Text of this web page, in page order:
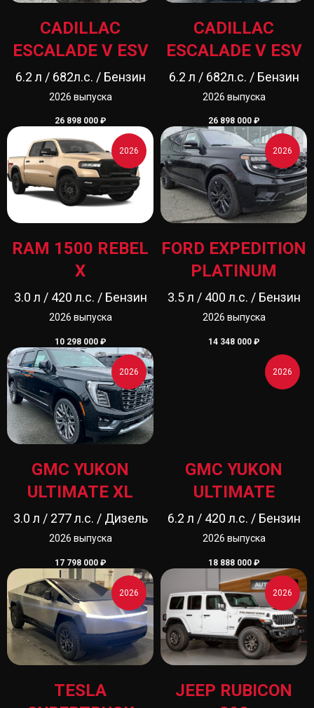
CADILLAC
ESCALADE V ESV
6.2 л / 682л.с. / Бензин
2026 выпуска
26 898 000 ₽
CADILLAC
ESCALADE V ESV
6.2 л / 682л.с. / Бензин
2026 выпуска
26 898 000 ₽
2026
RAM 1500 REBEL
X
3.0 л / 420 л.с. / Бензин
2026 выпуска
10 298 000 ₽
2026
FORD EXPEDITION
PLATINUM
3.5 л / 400 л.с. / Бензин
2026 выпуска
14 348 000 ₽
2026
GMC YUKON
ULTIMATE XL
3.0 л / 277 л.с. / Дизель
2026 выпуска
17 798 000 ₽
2026
GMC YUKON
ULTIMATE
6.2 л / 420 л.с. / Бензин
2026 выпуска
18 888 000 ₽
2026
TESLA
2026
JEEP RUBICON